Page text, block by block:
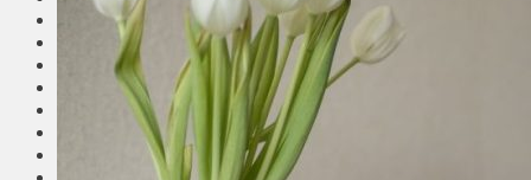
Общество
Мнения
Вильнюс
Клайпеда
Висагинас